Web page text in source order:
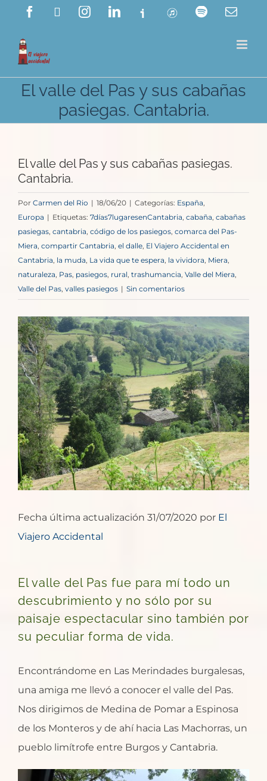
contenido
Facebook InstagramLinkedIn
Ivoox ITunes Spotify
El valle del Pas y sus cabañas
pasiegas. Cantabria.
El valle del Pas y sus cabañas pasiegas.
Cantabria.
Por Carmen del Rio | 18/06/20 | Categorías: España
Europa | Etiquetas: 7días7lugaresenCantabria cabaña cabañas
pasiegas cantabria código de los pasiegos comarca del Pas-
Miera compartir Cantabria el dalle El Viajero Accidental en
Cantabria la muda, La vida que te espera la vividora Miera
naturaleza Pas pasiegos rural trashumancia Valle del Miera
Valle del Pas valles pasiegos | Sin comentarios
Ver
imagen
más
grande
Fecha última actualización 31/07/2020 por El
Viajero Accidental
El valle del Pas fue para mí todo un
descubrimiento y no sólo por su
paisaje espectacular sino también por
su peculiar forma de vida.
Encontrándome en Las Merindades burgalesas,
una amiga me llevó a conocer el valle del Pas.
Nos dirigimos de Medina de Pomar a Espinosa
de los Monteros y de ahí hacia Las Machorras, un
pueblo limítrofe entre Burgos y Cantabria.